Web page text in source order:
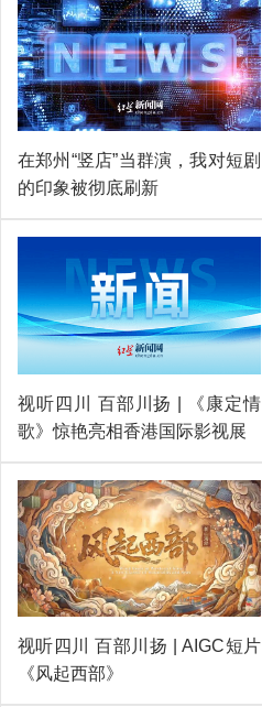
在郑州“竖店”当群演，我对短剧
的印象被彻底刷新
视听四川 百部川扬 | 《康定情
歌》惊艳亮相香港国际影视展
视听四川 百部川扬 | AIGC短片
《风起西部》